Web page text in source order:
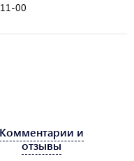
00
Комментарии и
отзывы